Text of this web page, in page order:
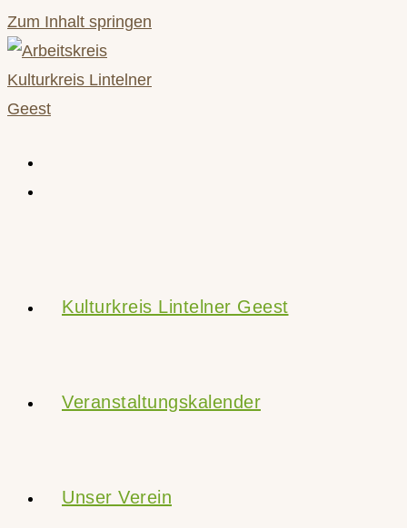
Zum Inhalt springen
Kulturkreis Lintelner Geest
Veranstaltungskalender
Unser Verein